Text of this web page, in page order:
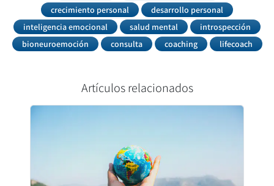
crecimiento personal
desarrollo personal
inteligencia emocional
salud mental
introspección
bioneuroemoción
consulta coaching lifecoach
Artículos relacionados